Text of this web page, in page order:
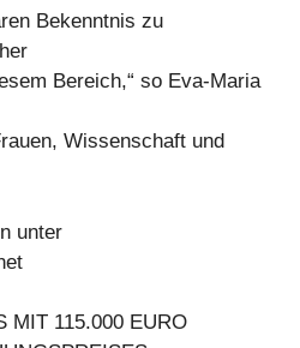
Bekenntnis zu
Bereich,“ so Eva-Maria
Wissenschaft und
unter
MIT 115.000 EURO